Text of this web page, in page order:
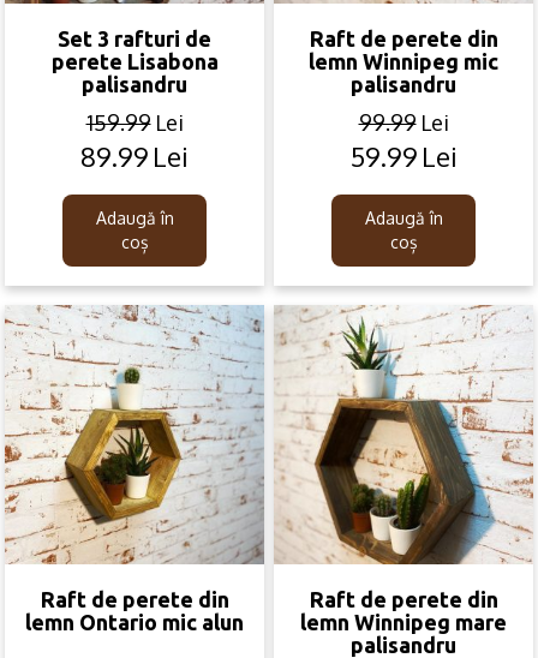
Set 3 rafturi de
perete Lisabona
palisandru
159.99 Lei
Original
was:
159.99lei.
89.99 Lei
Current
is:
89.99lei.
Adaugă în
coș
Raft de perete din
lemn Winnipeg mic
palisandru
99.99 Lei
Original
was:
99.99lei.
59.99 Lei
Current
is:
59.99lei.
Adaugă în
coș
Raft de perete din
lemn Ontario mic alun
Raft de perete din
lemn Winnipeg mare
palisandru